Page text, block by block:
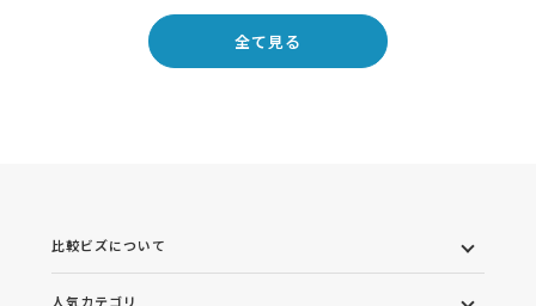
全て見る
比較ビズについて
人気カテゴリ